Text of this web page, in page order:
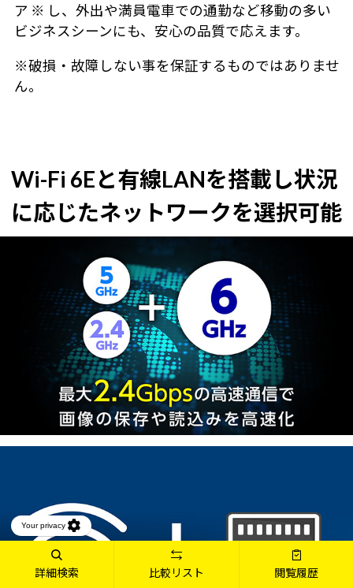
ア ※ し、外出や満員電車での通勤など移動の多い
ビジネスシーンにも、安心の品質で応えます。
※破損・故障しない事を保証するものではありませ
ん。
Wi-Fi 6Eと有線LANを搭載し状況
に応じたネットワークを選択可能
詳細検索 比較リスト 閲覧履歴